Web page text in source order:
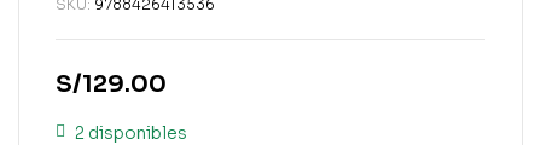
SKU: 9788426413536
S/129.00
2 disponibles